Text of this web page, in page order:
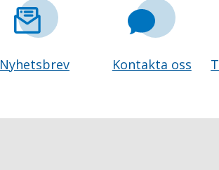
Nyhetsbrev Kontakta oss